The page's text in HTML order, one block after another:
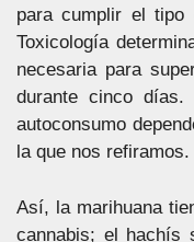
para cumplir el tipo
Toxicología
necesaria para
durante cinco días.
autoconsumo
la que nos refiramos.
Así, la marihuana
cannabis; el hachís